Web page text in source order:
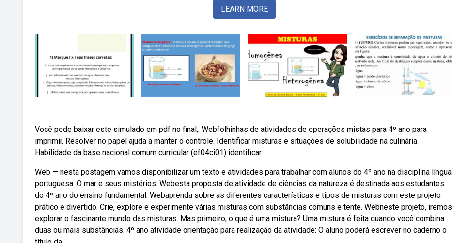
LEARN MORE
Você pode baixar este simulado em pdf no final,. Webfolhinhas de atividades de operações mistas para 4º ano para
imprimir. Resolver no papel ajuda a manter o controle. Identificar misturas e situações de solubilidade na culinária.
Habilidade da base nacional comum curricular (ef04ci01) identificar.
Web — nesta postagem vamos disponibilizar um texto e atividades para trabalhar com alunos do 4º ano na disciplina língua
portuguesa. O mar e seus mistérios. Webesta proposta de atividade de ciências da natureza é destinada aos estudantes
do 4º ano do ensino fundamental. Webaprenda sobre as diferentes características e tipos de misturas com este projeto
prático e divertido. Crie, explore e experimente várias misturas com substâncias comuns e tente. Webneste projeto, iremos
explorar o fascinante mundo das misturas. Mas primeiro, o que é uma mistura? Uma mistura é feita quando você combina
duas ou mais substâncias. 4º ano atividade orientação para realização da atividade: O aluno poderá escrever no caderno o